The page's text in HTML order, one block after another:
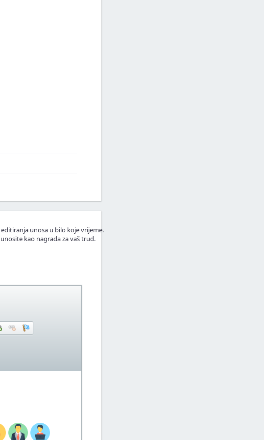
unosa u bilo koje vrijeme.
kao nagrada za vaš trud.